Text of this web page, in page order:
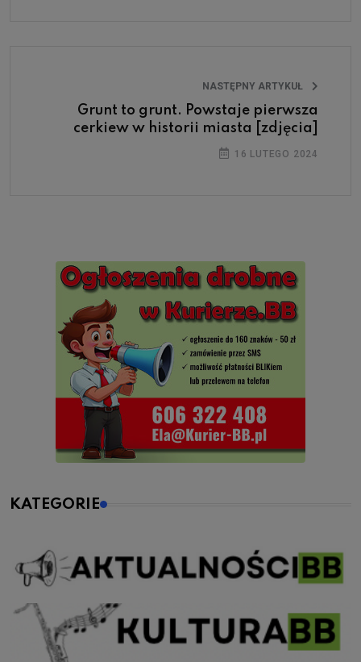
NASTĘPNY ARTYKUŁ
Grunt to grunt. Powstaje pierwsza
cerkiew w historii miasta [zdjęcia]
16 LUTEGO 2024
KATEGORIE